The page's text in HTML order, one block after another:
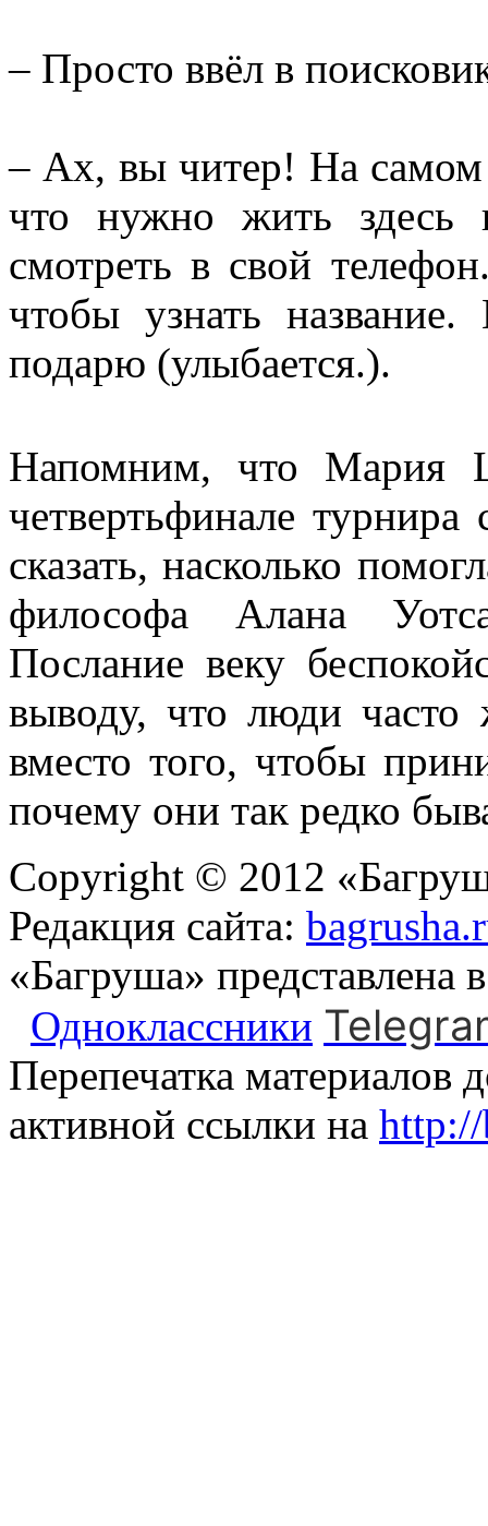
– Просто ввёл в
– Ах, вы читер! На самом
что нужно жить здесь
смотреть в свой
чтобы узнать
подарю (улыбается.).
Напомним, что Мария
четвертьфинале
сказать, насколько
философа Алана
Послание веку
выводу, что люди
вместо того, чтобы
почему они так редко
Copyright © 2012
Редакция сайта:
«Багруша» представлена
Одноклассники
Перепечатка материалов
активной ссылки на http://